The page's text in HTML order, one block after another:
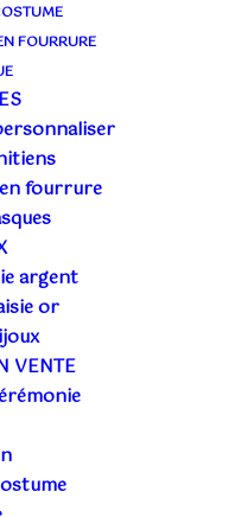
FOURRURE
fourrure
argent
or
VENTE
tissu(1)
43
les filtres